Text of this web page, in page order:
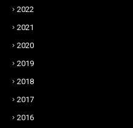
2022
2021
2020
2019
2018
2017
2016